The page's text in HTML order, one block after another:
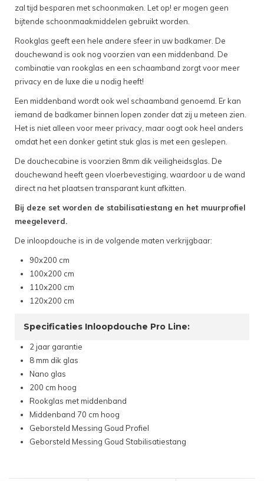
zal tijd besparen met schoonmaken. Let op! er mogen geen
bijtende schoonmaakmiddelen gebruikt worden.
Rookglas geeft een hele andere sfeer in uw badkamer. De
douchewand is ook nog voorzien van een middenband. De
combinatie van rookglas en een schaamband zorgt voor meer
privacy en de luxe die u nodig heeft!
Een middenband wordt ook wel schaamband genoemd. Er kan
iemand de badkamer binnen lopen zonder dat zij u meteen zien.
Het is niet alleen voor meer privacy, maar oogt ook heel anders
omdat het een donker getint stuk glas is met een geslepen.
De douchecabine is voorzien 8mm dik veiligheidsglas. De
douchewand heeft geen vloerbevestiging, waardoor u de wand
direct na het plaatsen transparant kunt afkitten.
Bij deze set worden de stabilisatiestang en het muurprofiel
meegeleverd.
De inloopdouche is in de volgende maten verkrijgbaar:
90x200 cm
100x200 cm
110x200 cm
120x200 cm
Specificaties Inloopdouche Pro Line:
2 jaar garantie
8 mm dik glas
Nano glas
200 cm hoog
Rookglas met middenband
Middenband 70 cm hoog
Geborsteld Messing Goud Profiel
Geborsteld Messing Goud Stabilisatiestang